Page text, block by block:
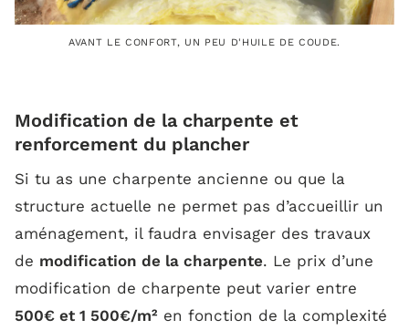
AVANT LE CONFORT, UN PEU D'HUILE DE COUDE.
Modification de la charpente et
renforcement du plancher
Si tu as une charpente ancienne ou que la
structure actuelle ne permet pas d’accueillir un
aménagement, il faudra envisager des travaux
de modification de la charpente. Le prix d’une
modification de charpente peut varier entre
500€ et 1 500€/m² en fonction de la complexité